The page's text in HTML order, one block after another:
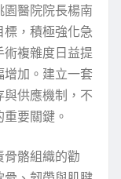
園醫院院長楊南
，積極強化急
複雜度日益提
加。建立一套
供應機制，不
要關鍵。
骼組織的勸